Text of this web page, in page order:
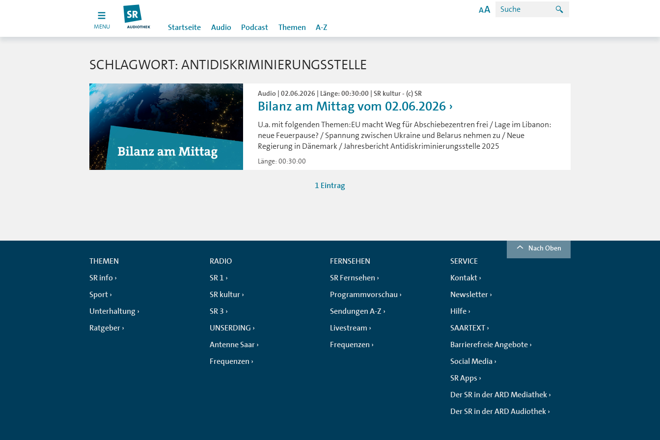
MENU Startseite Audio Podcast Themen A-Z
SCHLAGWORT: ANTIDISKRIMINIERUNGSSTELLE
Audio | 02.06.2026 | Länge: 00:30:00 | SR kultur - (c) SR
Bilanz am Mittag vom 02.06.2026
U.a. mit folgenden Themen:EU macht Weg für Abschiebezentren frei / Lage im Libanon:
neue Feuerpause? / Spannung zwischen Ukraine und Belarus nehmen zu / Neue
Regierung in Dänemark / Jahresbericht Antidiskriminierungsstelle 2025
Länge: 00:30:00
1 Eintrag
Nach Oben
THEMEN
SR info
Sport
Unterhaltung
Ratgeber
RADIO
SR 1
SR kultur
SR 3
UNSERDING
Antenne Saar
Frequenzen
FERNSEHEN
SR Fernsehen
Programmvorschau
Sendungen A-Z
Livestream
Frequenzen
SERVICE
Kontakt
Newsletter
Hilfe
SAARTEXT
Barrierefreie Angebote
Social Media
SR Apps
Der SR in der ARD Mediathek
Der SR in der ARD Audiothek